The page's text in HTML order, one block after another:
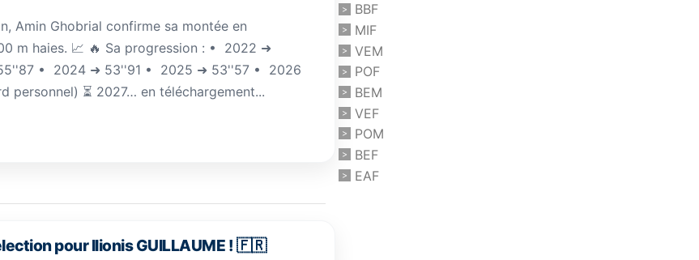
Amin Ghobrial confirme sa montée en
m haies. 📈 🔥 Sa progression : •⁠ ⁠2022 ➜
•⁠ ⁠2024 ➜ 53''91 •⁠ ⁠2025 ➜ 53''57 •⁠ ⁠2026
personnel) ⏳ 2027… en téléchargement...
pour Ilionis GUILLAUME ! 🇫🇷
BBF
MIF
VEM
POF
BEM
VEF
POM
BEF
EAF